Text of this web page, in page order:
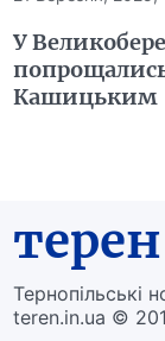
У
Кашицьким
терен
Тернопільські
teren.in.ua ©